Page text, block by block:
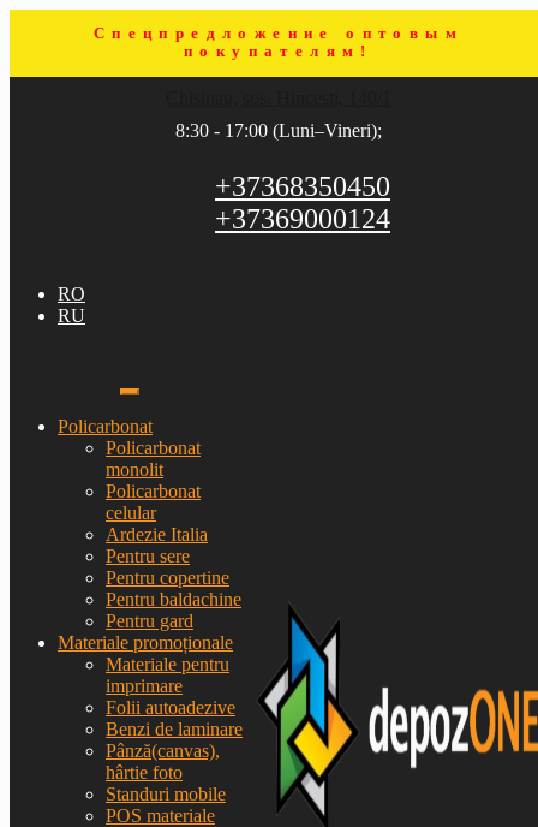
Спецпредложение оптовым
покупателям!
8:30 - 17:00 (Luni–Vineri);
+37368350450
+37369000124
RO
RU
Policarbonat
Policarbonat
monolit
Policarbonat
celular
Ardezie Italia
Pentru sere
Pentru copertine
Pentru baldachine
Pentru gard
Materiale promoționale
Materiale pentru
imprimare
Folii autoadezive
Benzi de laminare
Pânză(canvas),
hârtie foto
Standuri mobile
POS materiale